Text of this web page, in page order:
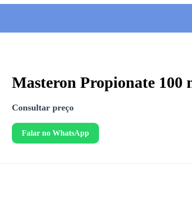
Masteron Propionate 100
Consultar preço
Falar no WhatsApp